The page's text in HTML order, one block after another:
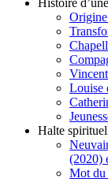
Louise
Halte
(2020)
Mot du